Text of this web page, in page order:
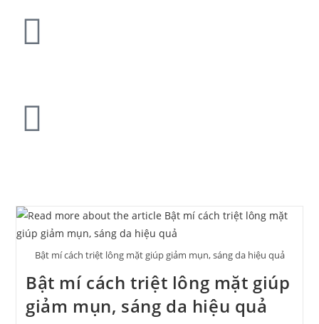
Bật mí cách triệt lông mặt giúp giảm mụn, sáng da hiệu quả
Bật mí cách triệt lông mặt giúp
giảm mụn, sáng da hiệu quả